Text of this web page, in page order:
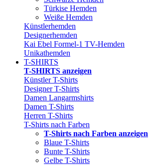
Türkise Hemden
Weiße Hemden
Künstlerhemden
Designerhemden
Kai Ebel Formel-1 TV-Hemden
Unikathemden
T-SHIRTS
T-SHIRTS anzeigen
Künstler T-Shirts
Designer T-Shirts
Damen Langarmshirts
Damen T-Shirts
Herren T-Shirts
T-Shirts nach Farben
T-Shirts nach Farben anzeigen
Blaue T-Shirts
Bunte T-Shirts
Gelbe T-Shirts